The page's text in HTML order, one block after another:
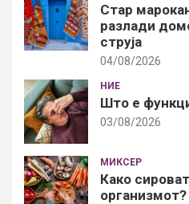
Стар
разлади
струја
04/08/2026
НИЕ
Што е
03/08/2026
МИКСЕР
Како
организмот?